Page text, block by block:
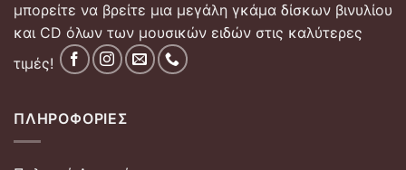
μπορείτε να βρείτε μια μεγάλη γκάμα δίσκων βινυλίου
και CD όλων των μουσικών ειδών στις καλύτερες
τιμές!
ΠΛΗΡΟΦΟΡΊΕΣ